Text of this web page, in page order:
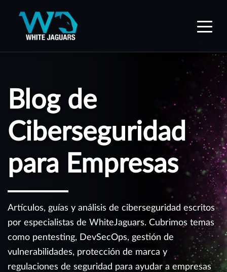
WhiteJaguars — Inicio
Blog de
Ciberseguridad
para Empresas
Artículos, guías y análisis de ciberseguridad escritos
por especialistas de WhiteJaguars. Cubrimos temas
como pentesting, DevSecOps, gestión de
vulnerabilidades, protección de marca y
regulaciones de seguridad para ayudar a empresas